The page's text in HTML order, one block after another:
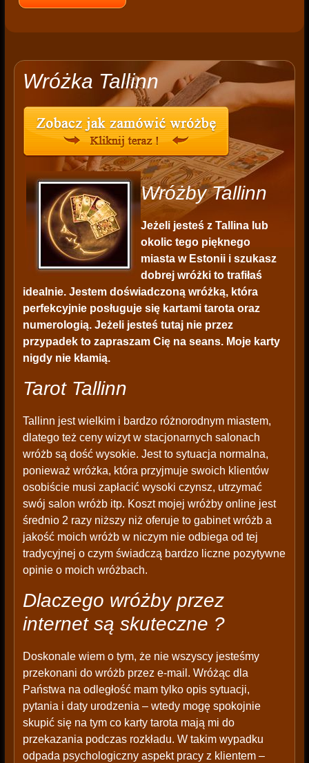
Wróżka Tallinn
Wróżby Tallinn
Jeżeli jesteś z Tallina lub
okolic tego pięknego
miasta w Estonii i szukasz
dobrej wróżki to trafiłaś
idealnie. Jestem doświadczoną wróżką, która
perfekcyjnie posługuje się kartami tarota oraz
numerologią. Jeżeli jesteś tutaj nie przez
przypadek to zapraszam Cię na seans. Moje karty
nigdy nie kłamią.
Tarot Tallinn
Tallinn jest wielkim i bardzo różnorodnym miastem,
dlatego też ceny wizyt w stacjonarnych salonach
wróżb są dość wysokie. Jest to sytuacja normalna,
ponieważ wróżka, która przyjmuje swoich klientów
osobiście musi zapłacić wysoki czynsz, utrzymać
swój salon wróżb itp. Koszt mojej wróżby online jest
średnio 2 razy niższy niż oferuje to gabinet wróżb a
jakość moich wróżb w niczym nie odbiega od tej
tradycyjnej o czym świadczą bardzo liczne pozytywne
opinie o moich wróżbach.
Dlaczego wróżby przez
internet są skuteczne ?
Doskonale wiem o tym, że nie wszyscy jesteśmy
przekonani do wróżb przez e-mail. Wróżąc dla
Państwa na odległość mam tylko opis sytuacji,
pytania i daty urodzenia – wtedy mogę spokojnie
skupić się na tym co karty tarota mają mi do
przekazania podczas rozkładu. W takim wypadku
odpada psychologiczny aspekt pracy z klientem –